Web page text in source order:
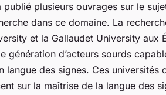
plusieurs ouvrages sur le
dans ce domaine. La
et la Gallaudet University aux
génération d’acteurs sourds
langue des signes. Ces universités
sur la maîtrise de la langue des